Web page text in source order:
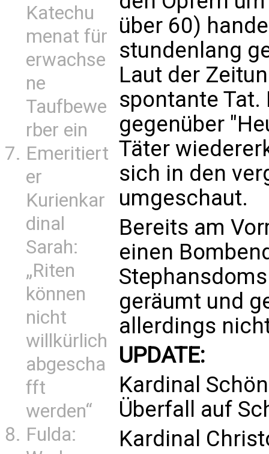
Katechu
menat für
erwachse
ne
Taufbewe
rber ein
Emeritiert
er
Kurienkar
dinal
Sarah:
„Riten
können
nicht
willkürlich
abgescha
fft
werden“
Fulda:
über 60)
stundenlang
Laut der
spontante Tat.
gegenüber
Täter
sich in den
umgeschaut.
Bereits am
einen
geräumt und
allerdings
UPDATE:
Kardinal
Überfall auf
Kardinal